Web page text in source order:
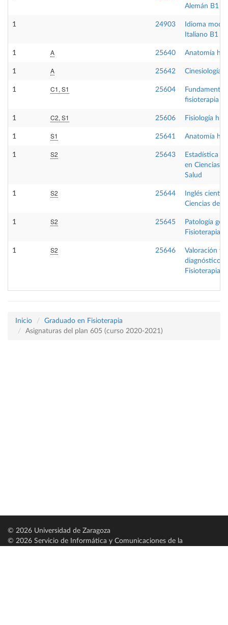
Alemán B1
1 24903
Idioma
Italiano B1
1 A 25640 Anatomía
1 A 25642 Cinesiología
1 C1, S1 25604
fisioterapia
1 C2, S1 25606 Fisiología
1 S1 25641 Anatomía
1 S2 25643
Estadística
en Ciencias
Salud
1 S2 25644
Inglés
Ciencias de
1 S2 25645
Patología
Fisioterapia
1 S2 25646
Valoración y
diagnóstico
Fisioterapia I
Inicio
Graduado en Fisioterapia
Asignaturas del plan 605 (curso 2020-2021)
© 2026 Universidad de Zaragoza
© 2026 Servicio de Informática y Comunicaciones de la